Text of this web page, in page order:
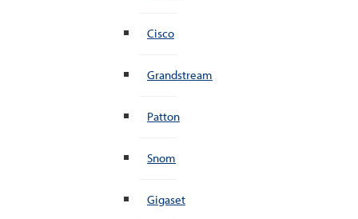
Cisco
Grandstream
Patton
Snom
Gigaset